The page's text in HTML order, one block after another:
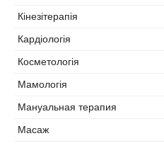
Кінезітерапія
Кардіологія
Косметологія
Мамологія
Мануальная терапия
Масаж